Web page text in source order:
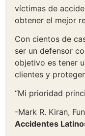
víctimas de
obtener el mejor
Con cientos de
ser un defensor
objetivo es tener
clientes y
“Mi prioridad
-Mark R. Kiran,
Accidentes